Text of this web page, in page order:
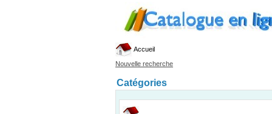
Accueil
Nouvelle recherche
Catégories